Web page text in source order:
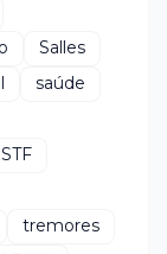
Salles
saúde
STF
tremores